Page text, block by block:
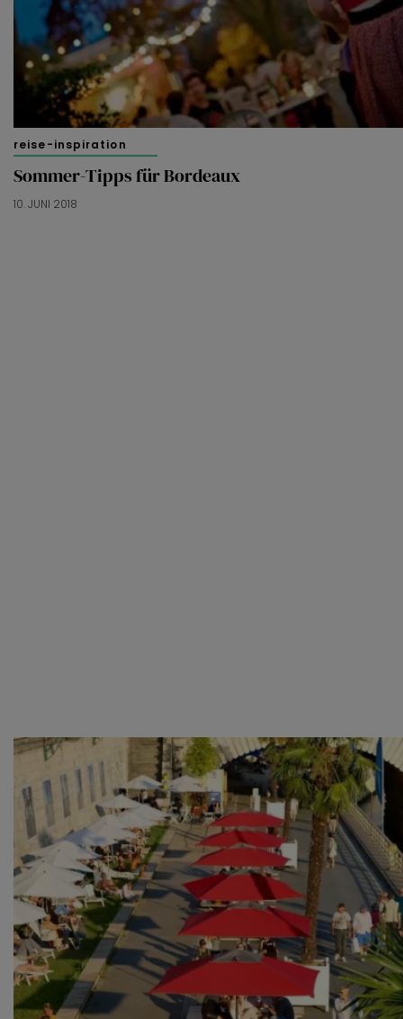
doorgaan’ dan ga je akkoord met het gebruik van alle
cookies zoals omschreven in onze
Cookieverklaring
Merci!
reise-inspiration
Sommer-Tipps für Bordeaux
10. JUNI 2018